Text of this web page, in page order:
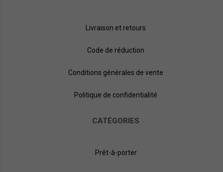
Livraison et retours
Code de réduction
Conditions générales de vente
Politique de confidentialité
CATÉGORIES
Prêt-à-porter